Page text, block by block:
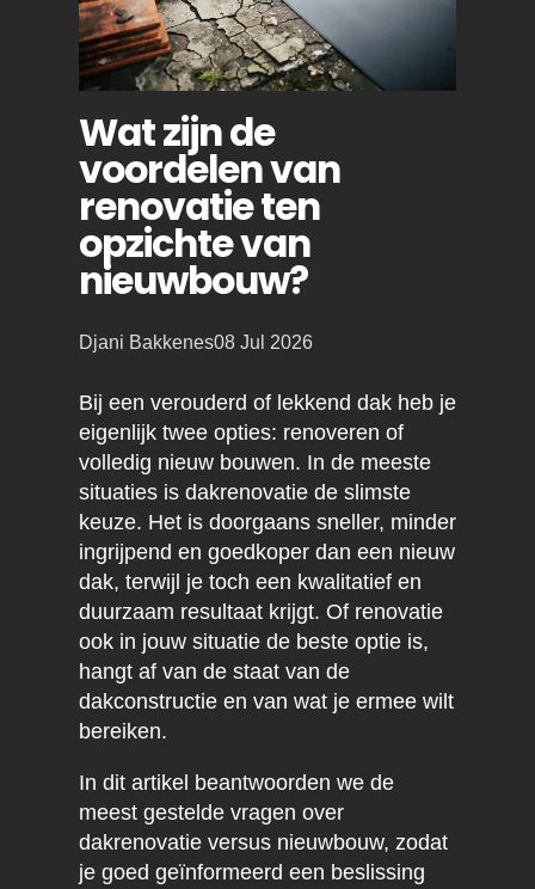
Wat zijn de
voordelen van
renovatie ten
opzichte van
nieuwbouw?
Posted
Djani Bakkenes08 Jul 2026
Bij een verouderd of lekkend dak heb je
eigenlijk twee opties: renoveren of
volledig nieuw bouwen. In de meeste
situaties is dakrenovatie de slimste
keuze. Het is doorgaans sneller, minder
ingrijpend en goedkoper dan een nieuw
dak, terwijl je toch een kwalitatief en
duurzaam resultaat krijgt. Of renovatie
ook in jouw situatie de beste optie is,
hangt af van de staat van de
dakconstructie en van wat je ermee wilt
bereiken.
In dit artikel beantwoorden we de
meest gestelde vragen over
dakrenovatie versus nieuwbouw, zodat
je goed geïnformeerd een beslissing